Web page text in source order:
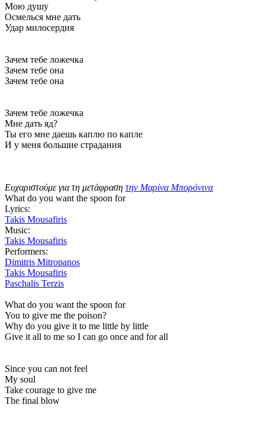
Мою душу
Осмелься мне дать
Удар милосердия
Зачем тебе ложечка
Зачем тебе она
Зачем тебе она
Зачем тебе ложечка
Мне дать яд?
Ты его мне даешь каплю по капле
И у меня большие страдания
Ευχαριστούμε για τη μετάφραση την Μαρίνα Μπορόνινα
What do you want the spoon for
Lyrics:
Takis Mousafiris
Music:
Takis Mousafiris
Performers:
Dimitris Mitropanos
Takis Mousafiris
Paschalis Terzis
What do you want the spoon for
You to give me the poison?
Why do you give it to me little by little
Give it all to me so I can go once and for all
Since you can not feel
My soul
Take courage to give me
The final blow